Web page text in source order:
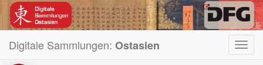
Digitale Sammlungen: Ostasien